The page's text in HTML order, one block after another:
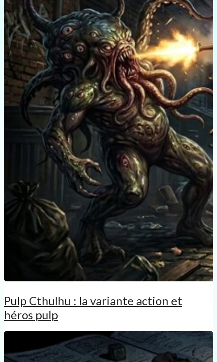
Pulp Cthulhu : la variante action et
héros pulp